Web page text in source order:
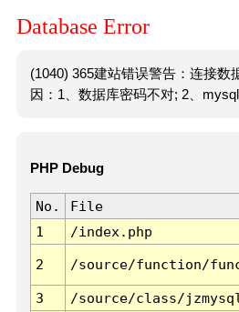
Database Error
(1040) 365建站错误警告：连接数
因：1、数据库密码不对; 2、mysql
PHP Debug
No. File
1
/index.php
2 /source/function/
3 /source/class/